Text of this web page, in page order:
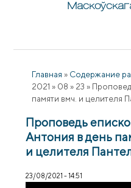
Главная » Содержание
2021 » 08 » 23 »
памяти вмч. и целителя
Проповедь
Антония в день
и целителя
23/08/2021 - 14:51